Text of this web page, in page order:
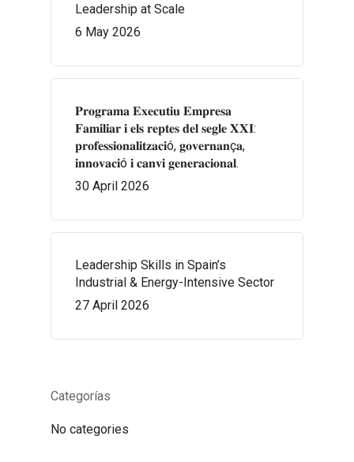
Leadership at Scale
6 May 2026
𝐏𝐫𝐨𝐠𝐫𝐚𝐦𝐚 𝐄𝐱𝐞𝐜𝐮𝐭𝐢𝐮 𝐄𝐦𝐩𝐫𝐞𝐬𝐚
𝐅𝐚𝐦𝐢𝐥𝐢𝐚𝐫 𝐢 𝐞𝐥𝐬 𝐫𝐞𝐩𝐭𝐞𝐬 𝐝𝐞𝐥 𝐬𝐞𝐠𝐥𝐞 𝐗𝐗𝐈:
𝐩𝐫𝐨𝐟𝐞𝐬𝐬𝐢𝐨𝐧𝐚𝐥𝐢𝐭𝐳𝐚𝐜𝐢ó, 𝐠𝐨𝐯𝐞𝐫𝐧𝐚𝐧ç𝐚,
𝐢𝐧𝐧𝐨𝐯𝐚𝐜𝐢ó 𝐢 𝐜𝐚𝐧𝐯𝐢 𝐠𝐞𝐧𝐞𝐫𝐚𝐜𝐢𝐨𝐧𝐚𝐥.
30 April 2026
Leadership Skills in Spain’s
Industrial & Energy-Intensive Sector
27 April 2026
Categorías
No categories